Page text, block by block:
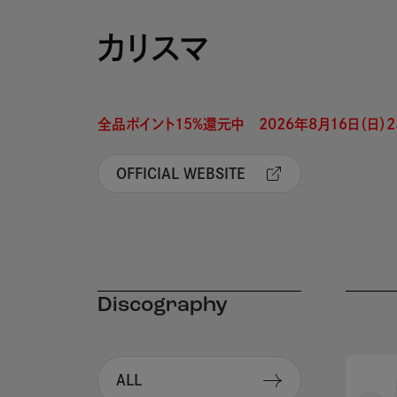
カリスマ
全品ポイント15%還元中　2026年8月16日（日
OFFICIAL WEBSITE
Discography
ALL